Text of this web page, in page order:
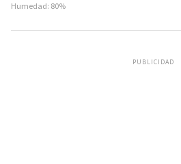
Humedad: 80%
PUBLICIDAD